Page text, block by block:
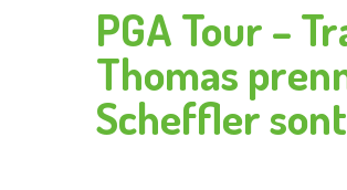
PGA Tour –
Thomas
Scheffler